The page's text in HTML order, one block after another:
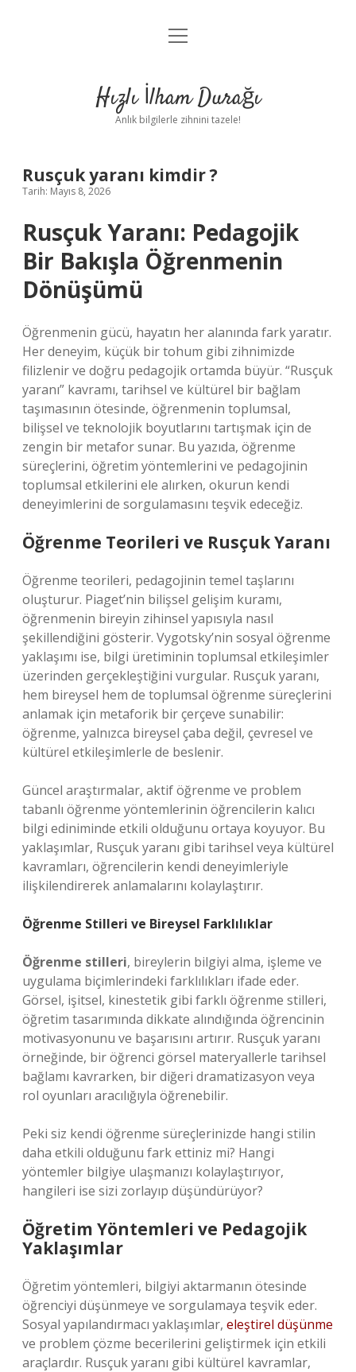
Anasayfa
Yasal Uyarı
menüyü
Hızlı İlham Durağı
Anlık bilgilerle zihnini tazele!
Rusçuk yaranı kimdir ?
Tarih: Mayıs 8, 2026
Rusçuk Yaranı: Pedagojik
Bir Bakışla Öğrenmenin
Dönüşümü
Öğrenmenin gücü, hayatın her alanında fark yaratır.
Her deneyim, küçük bir tohum gibi zihnimizde
filizlenir ve doğru pedagojik ortamda büyür. “Rusçuk
yaranı” kavramı, tarihsel ve kültürel bir bağlam
taşımasının ötesinde, öğrenmenin toplumsal,
bilişsel ve teknolojik boyutlarını tartışmak için de
zengin bir metafor sunar. Bu yazıda, öğrenme
süreçlerini, öğretim yöntemlerini ve pedagojinin
toplumsal etkilerini ele alırken, okurun kendi
deneyimlerini de sorgulamasını teşvik edeceğiz.
Öğrenme Teorileri ve Rusçuk Yaranı
Öğrenme teorileri, pedagojinin temel taşlarını
oluşturur. Piaget’nin bilişsel gelişim kuramı,
öğrenmenin bireyin zihinsel yapısıyla nasıl
şekillendiğini gösterir. Vygotsky’nin sosyal öğrenme
yaklaşımı ise, bilgi üretiminin toplumsal etkileşimler
üzerinden gerçekleştiğini vurgular. Rusçuk yaranı,
hem bireysel hem de toplumsal öğrenme süreçlerini
anlamak için metaforik bir çerçeve sunabilir:
öğrenme, yalnızca bireysel çaba değil, çevresel ve
kültürel etkileşimlerle de beslenir.
Güncel araştırmalar, aktif öğrenme ve problem
tabanlı öğrenme yöntemlerinin öğrencilerin kalıcı
bilgi ediniminde etkili olduğunu ortaya koyuyor. Bu
yaklaşımlar, Rusçuk yaranı gibi tarihsel veya kültürel
kavramları, öğrencilerin kendi deneyimleriyle
ilişkilendirerek anlamalarını kolaylaştırır.
Öğrenme Stilleri ve Bireysel Farklılıklar
Öğrenme stilleri, bireylerin bilgiyi alma, işleme ve
uygulama biçimlerindeki farklılıkları ifade eder.
Görsel, işitsel, kinestetik gibi farklı öğrenme stilleri,
öğretim tasarımında dikkate alındığında öğrencinin
motivasyonunu ve başarısını artırır. Rusçuk yaranı
örneğinde, bir öğrenci görsel materyallerle tarihsel
bağlamı kavrarken, bir diğeri dramatizasyon veya
rol oyunları aracılığıyla öğrenebilir.
Peki siz kendi öğrenme süreçlerinizde hangi stilin
daha etkili olduğunu fark ettiniz mi? Hangi
yöntemler bilgiye ulaşmanızı kolaylaştırıyor,
hangileri ise sizi zorlayıp düşündürüyor?
Öğretim Yöntemleri ve Pedagojik
Yaklaşımlar
Öğretim yöntemleri, bilgiyi aktarmanın ötesinde
öğrenciyi düşünmeye ve sorgulamaya teşvik eder.
Sosyal yapılandırmacı yaklaşımlar, eleştirel düşünme
ve problem çözme becerilerini geliştirmek için etkili
araçlardır. Rusçuk yaranı gibi kültürel kavramlar,